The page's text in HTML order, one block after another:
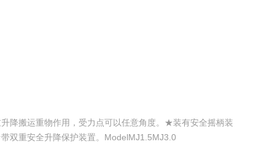
降搬运重物作用，受力点可以任意角度。★装有安全摇柄装
双重安全升降保护装置。ModelMJ1.5MJ3.0